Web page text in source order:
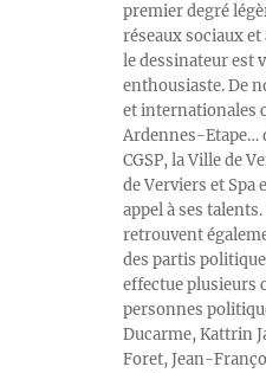
premier degré
réseaux sociaux
le dessinateur est
enthousiaste. De
et internationales
Ardennes-Etape…
CGSP, la Ville de
de Verviers et Spa
appel à ses
retrouvent
des partis
effectue plusieurs
personnes
Ducarme, Kattrin
Foret, Jean-